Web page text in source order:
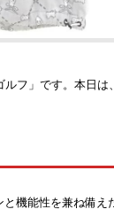
フ」です。本日
機能性を兼ね備